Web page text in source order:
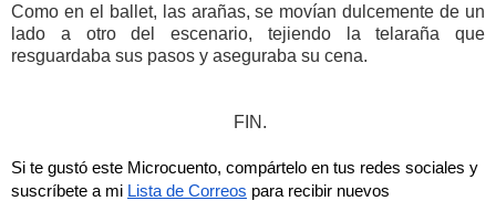
Como en el ballet, las arañas, se movían dulcemente de un
lado a otro del escenario, tejiendo la telaraña que
resguardaba sus pasos y aseguraba su cena.
FIN.
Si te gustó este Microcuento, compártelo en tus redes sociales y
suscríbete a mi Lista de Correos para recibir nuevos